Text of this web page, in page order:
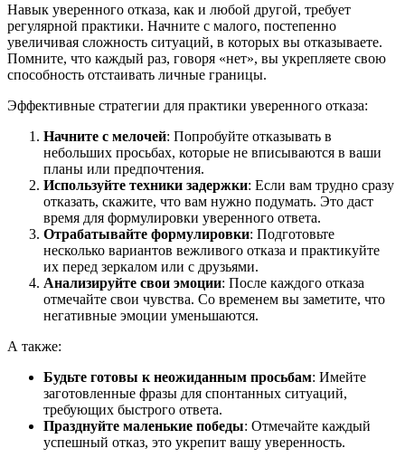
Навык уверенного отказа, как и любой другой, требует
регулярной практики. Начните с малого, постепенно
увеличивая сложность ситуаций, в которых вы отказываете.
Помните, что каждый раз, говоря «нет», вы укрепляете свою
способность отстаивать личные границы.
Эффективные стратегии для практики уверенного отказа:
Начните с мелочей: Попробуйте отказывать в
небольших просьбах, которые не вписываются в ваши
планы или предпочтения.
Используйте техники задержки: Если вам трудно сразу
отказать, скажите, что вам нужно подумать. Это даст
время для формулировки уверенного ответа.
Отрабатывайте формулировки: Подготовьте
несколько вариантов вежливого отказа и практикуйте
их перед зеркалом или с друзьями.
Анализируйте свои эмоции: После каждого отказа
отмечайте свои чувства. Со временем вы заметите, что
негативные эмоции уменьшаются.
А также:
Будьте готовы к неожиданным просьбам: Имейте
заготовленные фразы для спонтанных ситуаций,
требующих быстрого ответа.
Празднуйте маленькие победы: Отмечайте каждый
успешный отказ, это укрепит вашу уверенность.